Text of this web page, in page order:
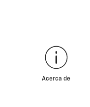
Acerca de